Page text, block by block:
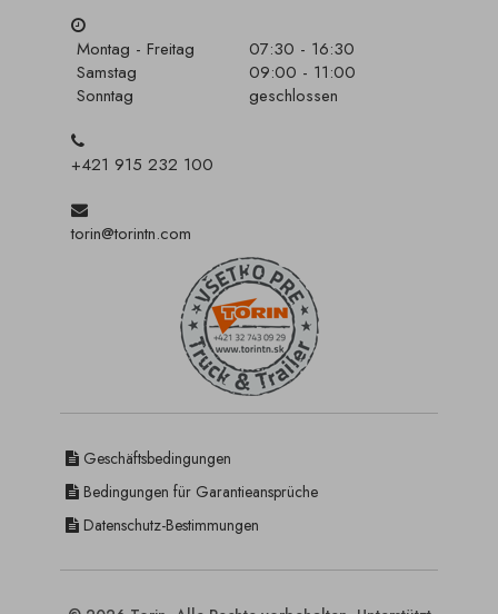
Montag - Freitag
07:30 - 16:30
Samstag
09:00 - 11:00
Sonntag
geschlossen
+421 915 232 100
torin@torintn.com
Geschäftsbedingungen
Bedingungen für Garantieansprüche
Datenschutz-Bestimmungen